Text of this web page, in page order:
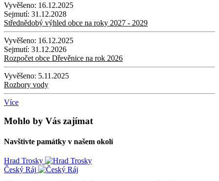
Vyvěšeno: 16.12.2025
Sejmutí: 31.12.2028
Střednědobý výhled obce na roky 2027 - 2029
Vyvěšeno: 16.12.2025
Sejmutí: 31.12.2026
Rozpočet obce Dřevěnice na rok 2026
Vyvěšeno: 5.11.2025
Rozbory vody
Více
Mohlo by Vás zajímat
Navštivte památky v našem okolí
Hrad Trosky
Český Ráj